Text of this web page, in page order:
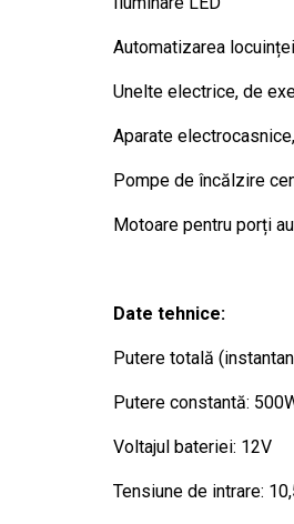
Automatizarea
Unelte electrice, de
Aparate
Pompe de încălzire
Motoare pentru porți
Date tehnice:
Putere totală
Putere constantă:
Voltajul bateriei: 12V
Tensiune de intrare: